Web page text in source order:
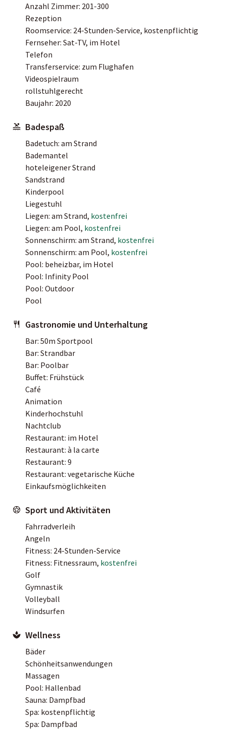
Anzahl Zimmer: 201-300
Rezeption
Roomservice: 24-Stunden-Service, kostenpflichtig
Fernseher: Sat-TV, im Hotel
Telefon
Transferservice: zum Flughafen
Videospielraum
rollstuhlgerecht
Baujahr: 2020
Badespaß
Badetuch: am Strand
Bademantel
hoteleigener Strand
Sandstrand
Kinderpool
Liegestuhl
Liegen: am Strand, kostenfrei
Liegen: am Pool, kostenfrei
Sonnenschirm: am Strand, kostenfrei
Sonnenschirm: am Pool, kostenfrei
Pool: beheizbar, im Hotel
Pool: Infinity Pool
Pool: Outdoor
Pool
Gastronomie und Unterhaltung
Bar: 50m Sportpool
Bar: Strandbar
Bar: Poolbar
Buffet: Frühstück
Café
Animation
Kinderhochstuhl
Nachtclub
Restaurant: im Hotel
Restaurant: à la carte
Restaurant: 9
Restaurant: vegetarische Küche
Einkaufsmöglichkeiten
Sport und Aktivitäten
Fahrradverleih
Angeln
Fitness: 24-Stunden-Service
Fitness: Fitnessraum, kostenfrei
Golf
Gymnastik
Volleyball
Windsurfen
Wellness
Bäder
Schönheitsanwendungen
Massagen
Pool: Hallenbad
Sauna: Dampfbad
Spa: kostenpflichtig
Spa: Dampfbad